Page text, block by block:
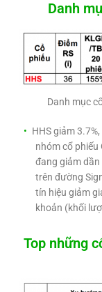
Danh
Danh mục
HHS giảm
nhóm cổ phiếu
đang giảm
trên đường
tín hiệu giảm
khoản (khối
Top những